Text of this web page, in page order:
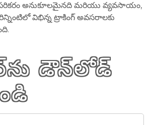
అనుకూలమైనది మరియు వ్యవసాయం,
విభిన్న ట్రాకింగ్ అవసరాలకు
డౌన్‌లోడ్